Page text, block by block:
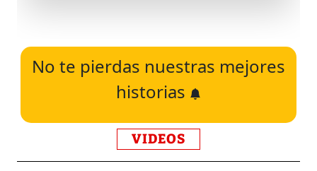
No te pierdas nuestras mejores
historias
VIDEOS